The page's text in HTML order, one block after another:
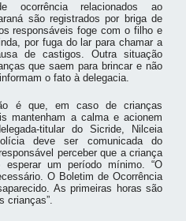
relacionados ao
são registrados por briga de
responsáveis foge com o filho e
por fuga do lar para chamar a
de castigos. Outra situação
que saem para brincar e não
o fato à delegacia.
é que, em caso de crianças
mantenham a calma e acionem
titular do Sicride, Nilceia
deve ser comunicada do
perceber que a criança
um período mínimo. “O
O Boletim de Ocorrência
As primeiras horas são
crianças”.